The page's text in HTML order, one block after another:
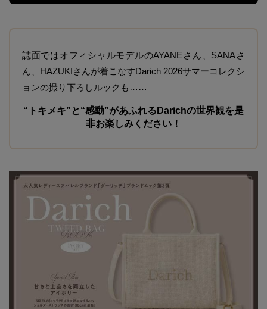
誌面ではオフィシャルモデルのAYANEさん、SANAさ
ん、HAZUKIさんが着こなすDarich 2026サマーコレクシ
ョンの撮り下ろしルックも……
“トキメキ”と“感動”があふれるDarichの世界観を是
非お楽しみください！